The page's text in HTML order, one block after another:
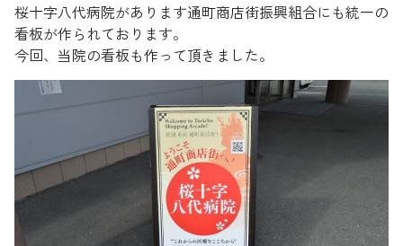
桜十字八代病院があります通町商店街振興組合にも統一の
看板が作られております。
今回、当院の看板も作って頂きました。